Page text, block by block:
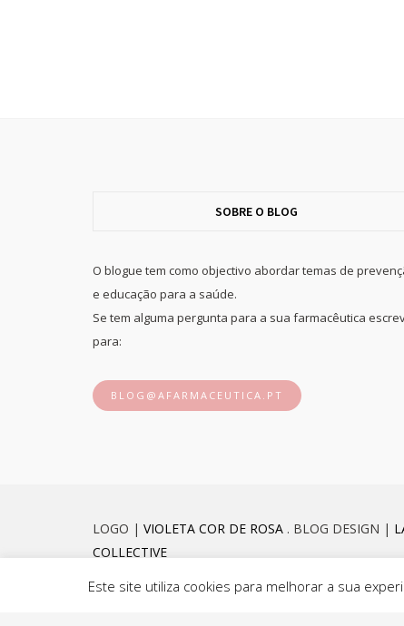
SOBRE O BLOG
O blogue tem como objectivo abordar temas de
e educação para a saúde.
Se tem alguma pergunta para a sua farmacêutica
para:
BLOG@AFARMACEUTICA.PT
LOGO | VIOLETA COR DE ROSA . BLOG DESIGN |
COLLECTIVE
Este site utiliza cookies para melhorar a sua